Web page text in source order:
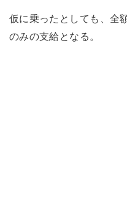
仮に乗ったとしても、全
のみの支給となる。